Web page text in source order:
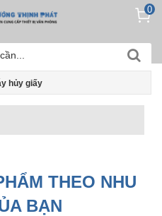
0
hủy giấy
THEO NHU
BẠN